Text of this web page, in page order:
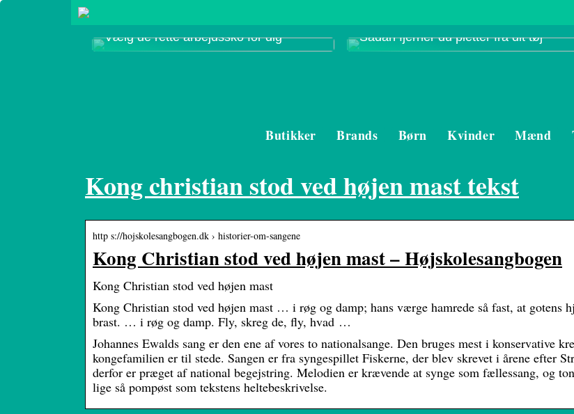
Vælg de rette arbejdssko for dig Sådan fjerner du pletter fra dit tøj
Butikker Brands Børn Kvinder Mænd
Kong christian stod ved højen mast tekst
http s://hojskolesangbogen.dk › historier-om-sangene
Kong Christian stod ved højen mast – Højskolesangbogen
Kong Christian stod ved højen mast
Kong Christian stod ved højen mast … i røg og damp; hans værge hamrede så fast, at gotens
brast. … i røg og damp. Fly, skreg de, fly, hvad …
Johannes Ewalds sang er den ene af vores to nationalsange. Den bruges mest i konservative
kongefamilien er til stede. Sangen er fra syngespillet Fiskerne, der blev skrevet i årene efter
derfor er præget af national begejstring. Melodien er krævende at synge som fællessang, og
lige så pompøst som tekstens heltebeskrivelse.